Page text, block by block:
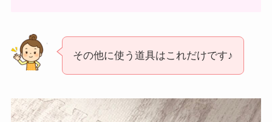
その他に使う道具はこれだけです♪